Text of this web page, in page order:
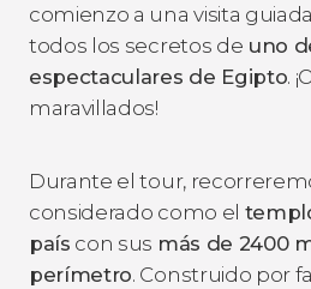
comienzo a una visita
todos los secretos de uno
espectaculares de Egipto.
maravillados!
Durante el tour,
considerado como el
país con sus más de 2400
perímetro. Construido por